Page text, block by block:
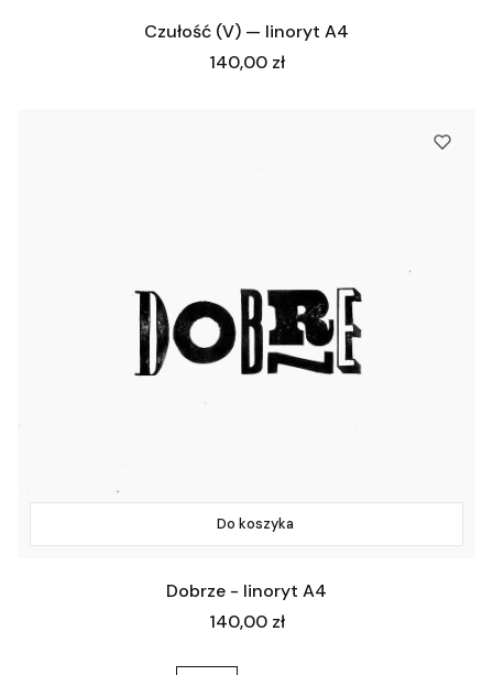
Czułość (V) — linoryt A4
Cena
140,00 zł
Do koszyka
Dobrze - linoryt A4
Cena
140,00 zł